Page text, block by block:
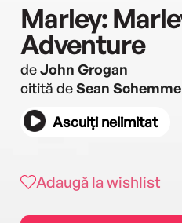
Marley:
Adventure
deJohn Grogan
citită deSean
Asculți nelimitat
Adaugă la wishlist